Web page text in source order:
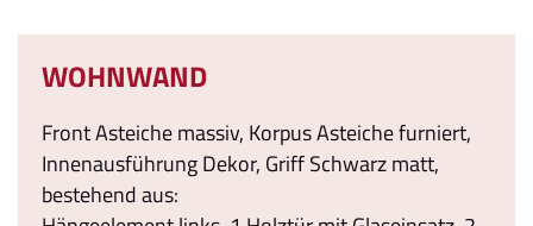
WOHNWAND
Front Asteiche massiv, Korpus Asteiche furniert,
Innenausführung Dekor, Griff Schwarz matt,
bestehend aus: